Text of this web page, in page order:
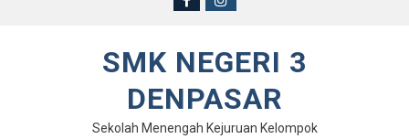
SMK NEGERI 3
DENPASAR
Sekolah Menengah Kejuruan Kelompok